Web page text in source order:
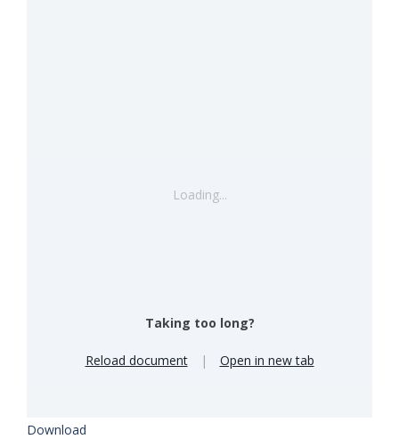
Loading...
Taking too long?
Reload document | Open in new tab
Download